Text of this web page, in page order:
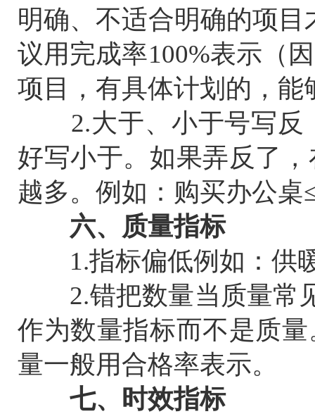
明确、不适合明确的项
议用完成率100%表示（
项目，有具体计划的，
2.大于、小于号写反
好写小于。如果弄反了
越多。例如：购买办公桌
六、质量指标
1.指标偏低例如：供暖
2.错把数量当质量常见
作为数量指标而不是质
量一般用合格率表示。
七、时效指标